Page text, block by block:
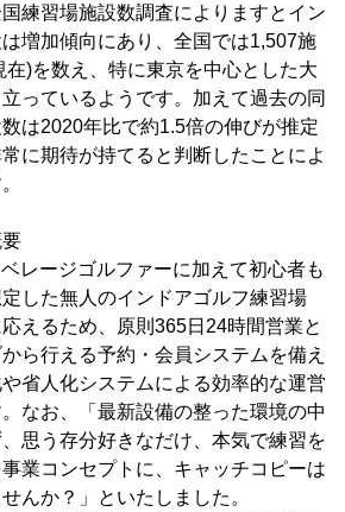
練習場施設数調査によりますとイン
増加傾向にあり、全国では1,507施
)を数え、特に東京を中心とした大
っているようです。加えて過去の同
は2020年比で約1.5倍の伸びが推定
に期待が持てると判断したことによ
レージゴルファーに加えて初心者も
した無人のインドアゴルフ練習場
えるため、原則365日24時間営業と
ら行える予約・会員システムを備え
省人化システムによる効率的な運営
なお、「最新設備の整った環境の中
思う存分好きなだけ、本気で練習を
業コンセプトに、キャッチコピーは
んか？」といたしました。